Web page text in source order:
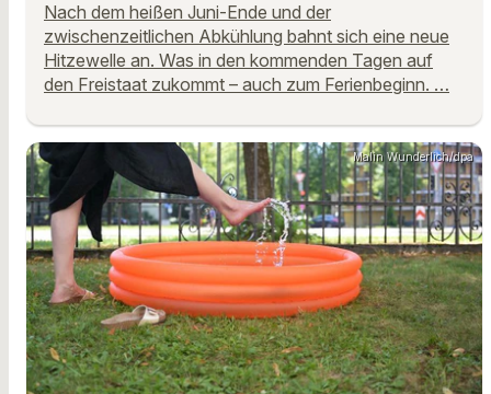
Nach dem heißen Juni-Ende und der
zwischenzeitlichen Abkühlung bahnt sich eine neue
Hitzewelle an. Was in den kommenden Tagen auf
den Freistaat zukommt – auch zum Ferienbeginn. …
Malin Wunderlich/dpa